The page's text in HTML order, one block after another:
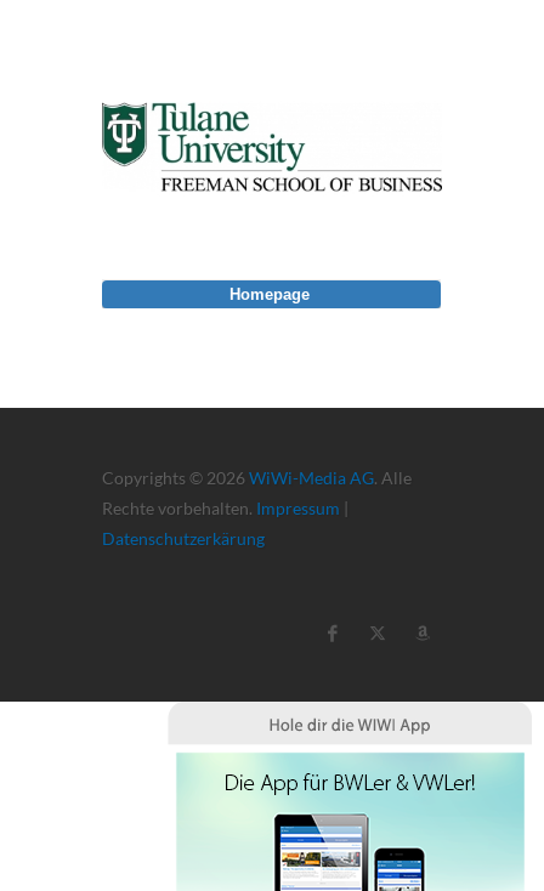
Copyrights © 2026 WiWi-Media AG. Alle
Rechte vorbehalten. Impressum |
Datenschutzerkärung
Homepage